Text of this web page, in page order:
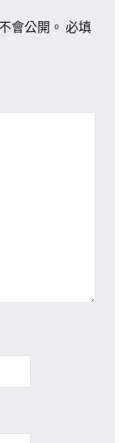
會公開。 必填